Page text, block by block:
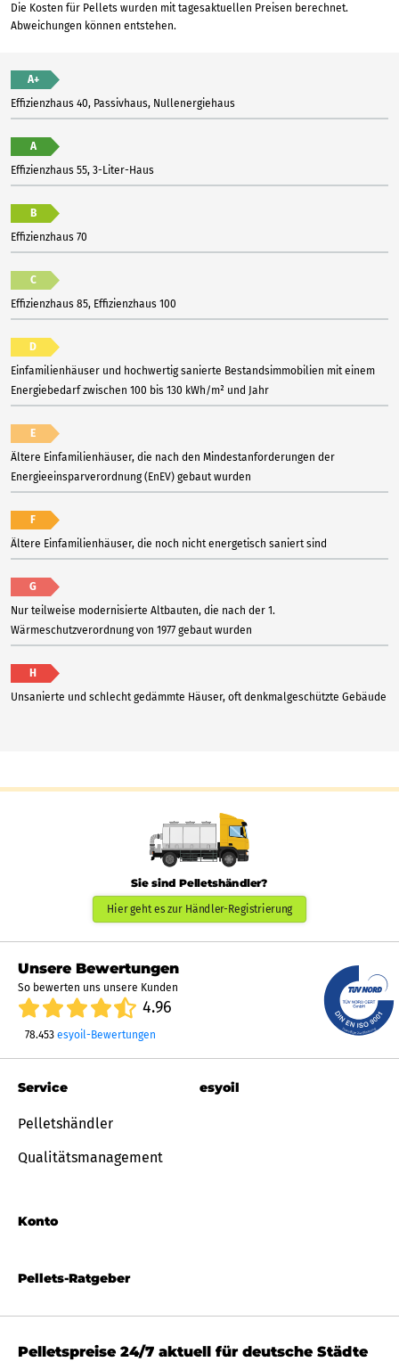
Die Kosten für Pellets wurden mit tagesaktuellen Preisen berechnet.
Abweichungen können entstehen.
A+
Effizienzhaus 40, Passivhaus, Nullenergiehaus
A
Effizienzhaus 55, 3-Liter-Haus
B
Effizienzhaus 70
C
Effizienzhaus 85, Effizienzhaus 100
D
Einfamilienhäuser und hochwertig sanierte Bestandsimmobilien mit einem
Energiebedarf zwischen 100 bis 130 kWh/m² und Jahr
E
Ältere Einfamilienhäuser, die nach den Mindestanforderungen der
Energieeinsparverordnung (EnEV) gebaut wurden
F
Ältere Einfamilienhäuser, die noch nicht energetisch saniert sind
G
Nur teilweise modernisierte Altbauten, die nach der 1.
Wärmeschutzverordnung von 1977 gebaut wurden
H
Unsanierte und schlecht gedämmte Häuser, oft denkmalgeschützte Gebäude
Sie sind Pelletshändler?
Hier geht es zur Händler-Registrierung
Unsere Bewertungen
So bewerten uns unsere Kunden
4.96
78.453 esyoil-Bewertungen
Pellets-Ratgeber
Service
Pelletshändler
Qualitätsmanagement
Konto
esyoil
Pelletspreise 24/7 aktuell für deutsche Städte